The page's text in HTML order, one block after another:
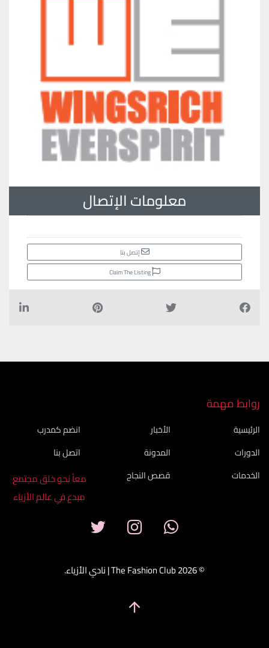
معلومات الإتصال
إتصل بنا
Claim The Listing
روابط مهمة
الرئيسية
الدورات
الخدمات
الأخبار
المدونة
قصص النجاح
انضم كمدرب
اتصل بنا
معاً نحو خلق مجتمع
مبدع في عالم الأزياء
© 2026 The Fashion Club | نادي الأزياء.
arrow_upward